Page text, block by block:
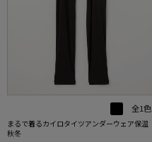
全1色
まるで着るカイロタイツアンダーウェア保温
秋冬